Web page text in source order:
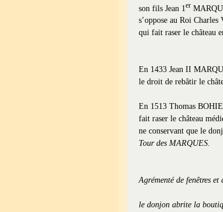
son fils Jean 1er
s’oppose au Roi Charles
qui fait raser le château
En 1433 Jean II
le droit de rebâtir le
En 1513 Thomas
fait raser le château
ne conservant que le
Tour des MARQUES.
Agrémenté de fenêtres et
le donjon abrite la